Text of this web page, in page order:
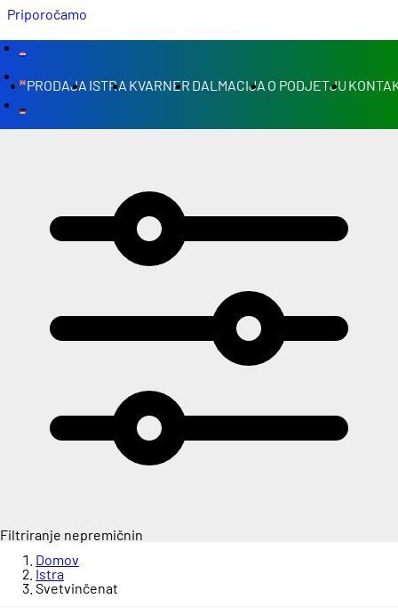
PRODAJA ISTRA KVARNER DALMACIJA O PODJETJU
Filtriranje nepremičnin
Domov
Istra
Svetvinčenat
Priporočamo